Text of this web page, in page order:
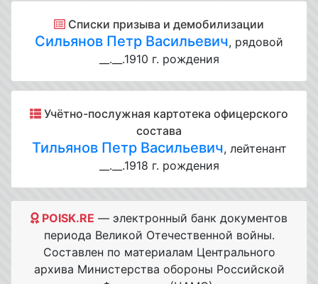
Списки призыва и демобилизации
Сильянов Петр Васильевич, рядовой
__.__.1910 г. рождения
Учётно-послужная картотека офицерского
состава
Тильянов Петр Васильевич, лейтенант
__.__.1918 г. рождения
POISK.RE — электронный банк документов
периода Великой Отечественной войны.
Составлен по материалам Центрального
архива Министерства обороны Российской